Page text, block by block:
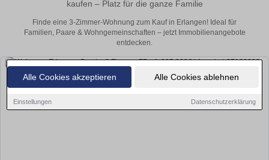
Alle Cookies akzeptieren Alle Cookies ablehnen
Einstellungen Datenschutzerklärung
kaufen – Platz für die ganze Familie
Finde eine 3-Zimmer-Wohnung zum Kauf in Erlangen! Ideal für
Familien, Paare & Wohngemeinschaften – jetzt Immobilienangebote
entdecken.